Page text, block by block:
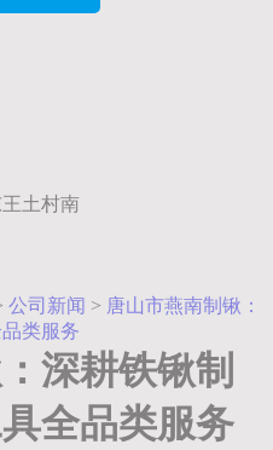
土村南
公司新闻 > 唐山市燕南制锹：
类服务
深耕铁锹制
全品类服务